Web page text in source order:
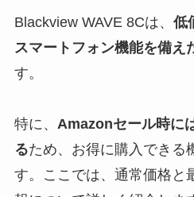
Blackview WAVE 8Cは、 低
スマートフォン機能を備え
す。
特に、 Amazonセール時に
るため、お得に購入できる
す。ここでは、通常価格と